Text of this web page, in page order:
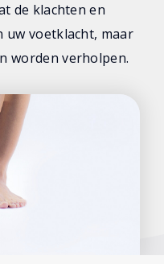
de klachten en
uw voetklacht, maar
worden verholpen.